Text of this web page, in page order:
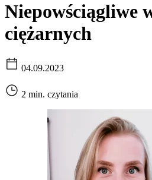
Niepowściągliwe
ciężarnych
04.09.2023
2 min. czytania